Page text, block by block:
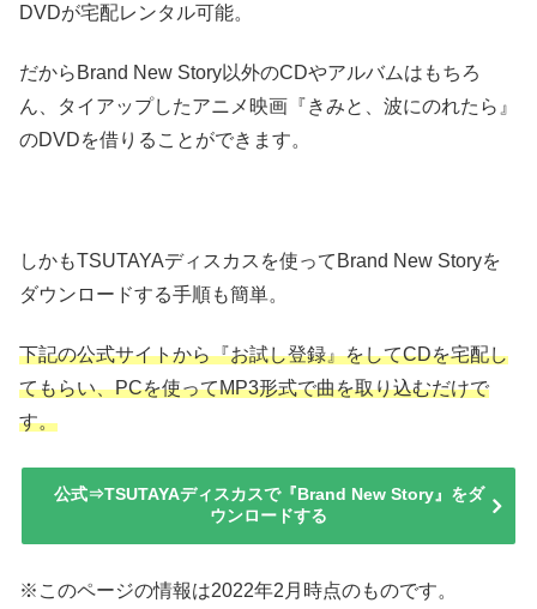
DVDが宅配レンタル可能。
だからBrand New Story以外のCDやアルバムはもちろ
ん、タイアップしたアニメ映画『きみと、波にのれたら』
のDVDを借りることができます。
しかもTSUTAYAディスカスを使ってBrand New Storyを
ダウンロードする手順も簡単。
下記の公式サイトから『お試し登録』をしてCDを宅配し
てもらい、PCを使ってMP3形式で曲を取り込むだけで
す。
公式⇒TSUTAYAディスカスで『Brand New Story』をダ
ウンロードする
※このページの情報は2022年2月時点のものです。